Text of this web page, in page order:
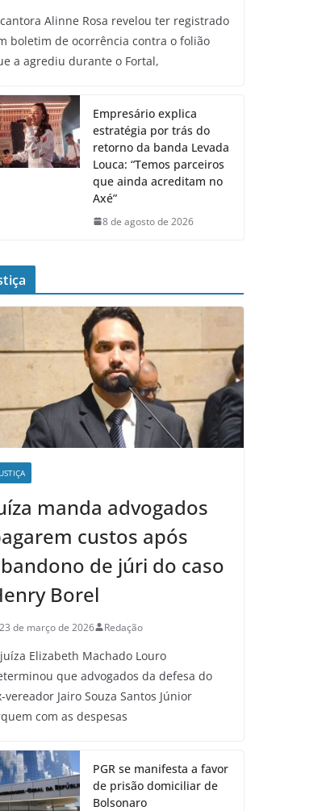
Alinne Rosa revelou ter registrado
boletim de ocorrência contra o folião
a agrediu durante o Fortal,
Empresário explica
estratégia por trás do
retorno da banda Levada
Louca: “Temos parceiros
que ainda acreditam no
Axé”
8 de agosto de 2026
manda advogados
custos após
de júri do caso
Borel
23 de março de 2026 Redação
Elizabeth Machado Louro
que advogados da defesa do
vereador Jairo Souza Santos Júnior
com as despesas
PGR se manifesta a favor
de prisão domiciliar de
Bolsonaro